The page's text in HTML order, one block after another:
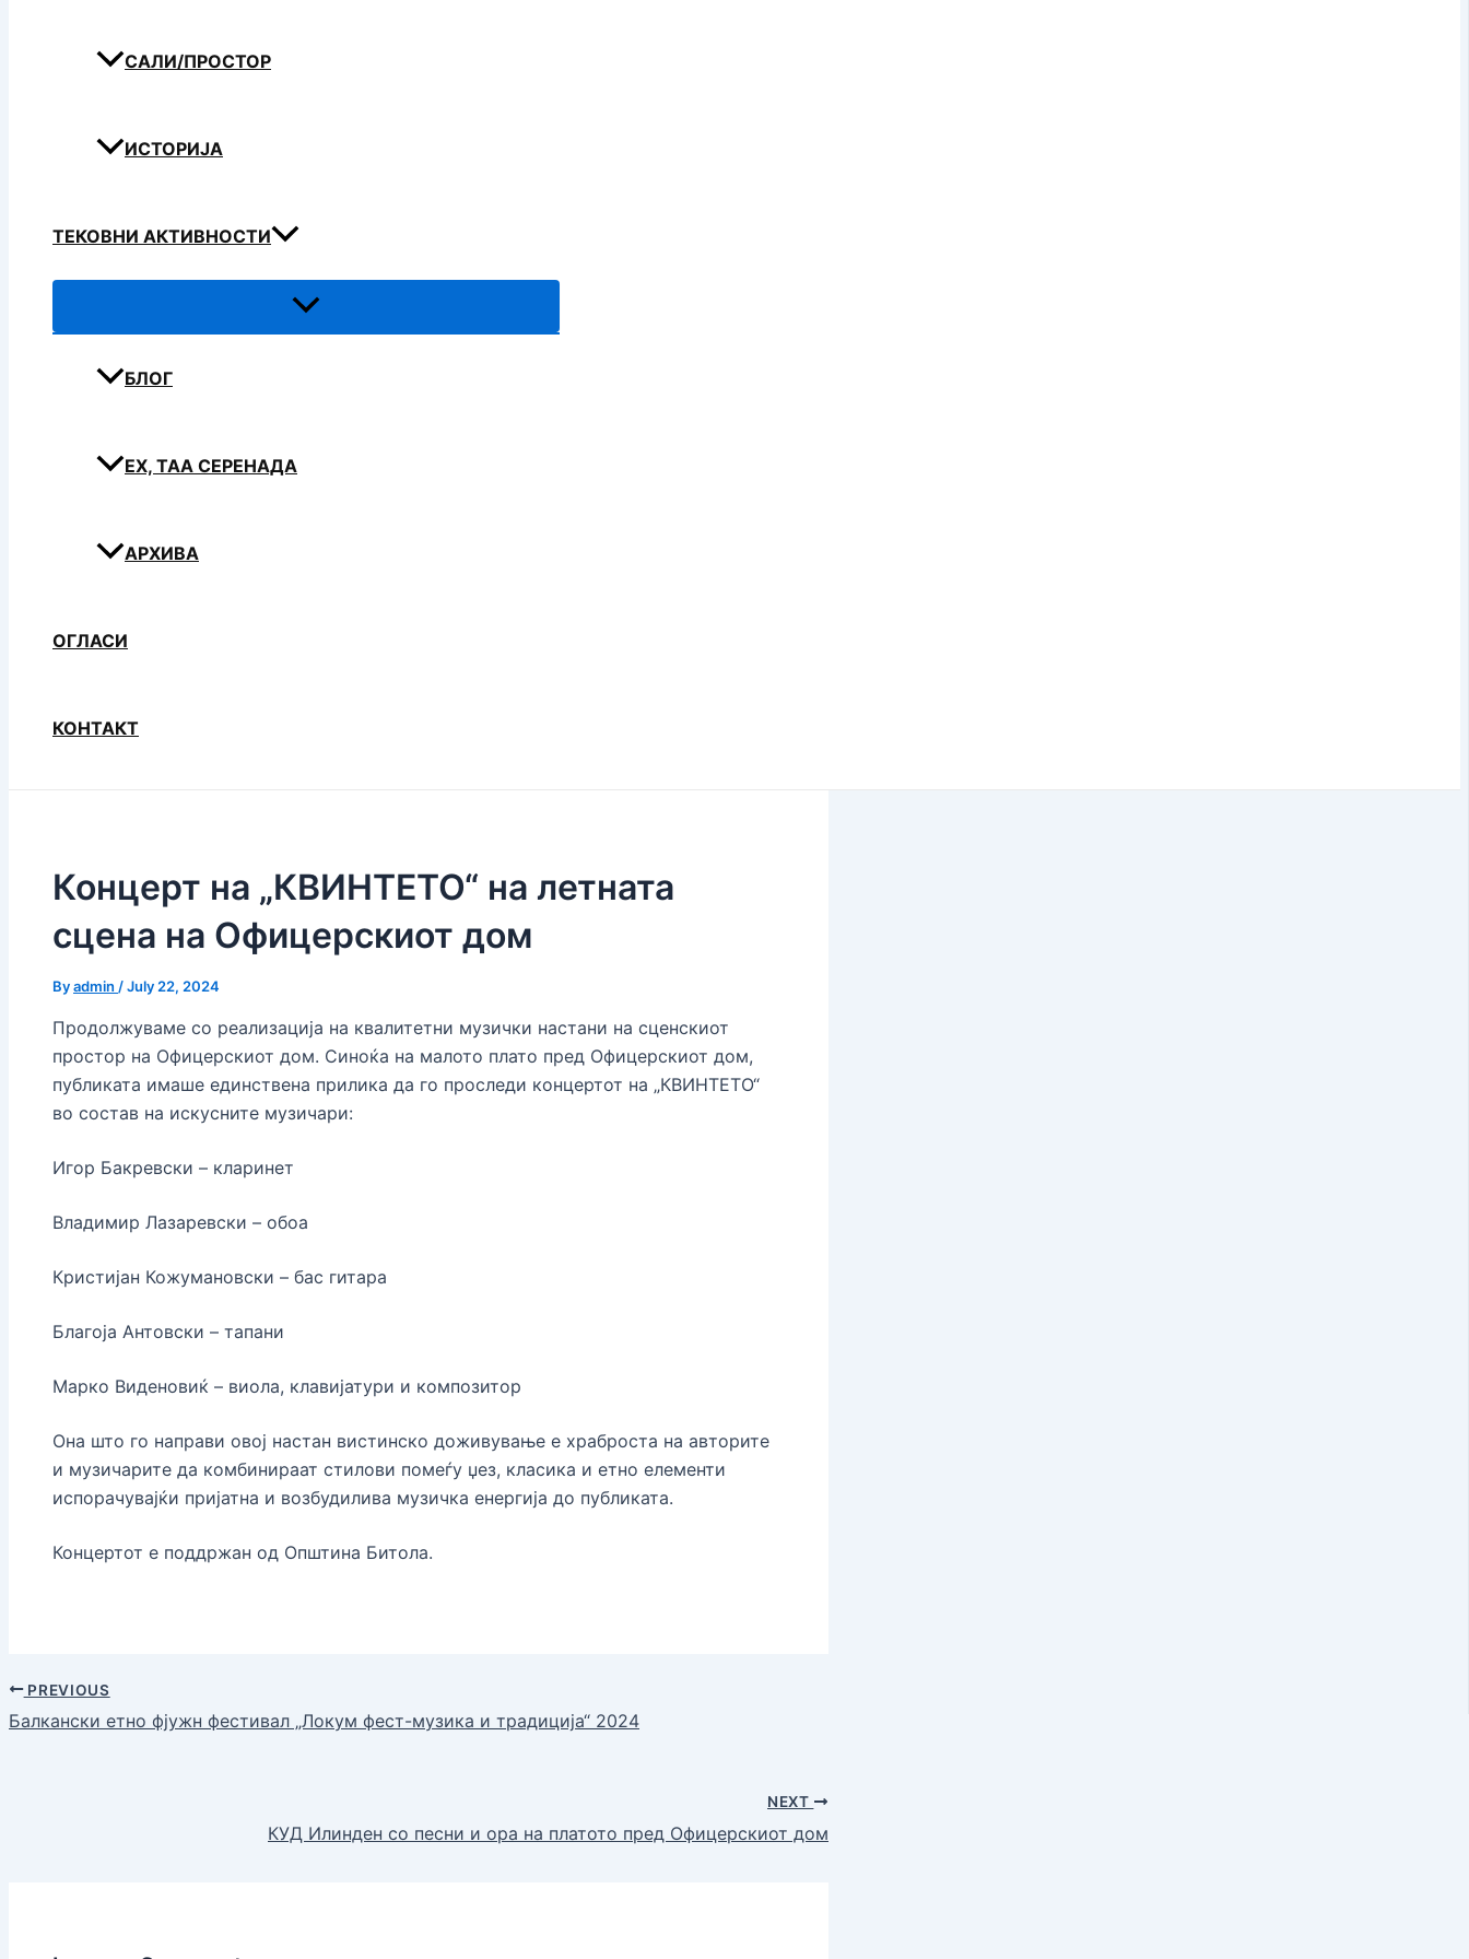
САЛИ/ПРОСТОР
ИСТОРИЈА
ТЕКОВНИ АКТИВНОСТИ
БЛОГ
ЕХ, ТАА СЕРЕНАДА
АРХИВА
ОГЛАСИ
КОНТАКТ
Концерт на „КВИНТЕТО“ на летната
сцена на Офицерскиот дом
Byadmin /July 22, 2024
Продолжуваме со реализација на квалитетни музички настани на сценскиот
простор на Офицерскиот дом. Синоќа на малото плато пред Офицерскиот дом,
публиката имаше единствена прилика да го проследи концертот на „КВИНТЕТО“
во состав на искусните музичари:
Игор Бакревски – кларинет
Владимир Лазаревски – обоа
Кристијан Кожумановски – бас гитара
Благоја Антовски – тапани
Марко Виденовиќ – виола, клавијатури и композитор
Она што го направи овој настан вистинско доживување е храброста на авторите
и музичарите да комбинираат стилови помеѓу џез, класика и етно елементи
испорачувајќи пријатна и возбудилива музичка енергија до публиката.
Концертот е поддржан од Општина Битола.
PREVIOUS
Балкански етно фјужн фестивал „Локум фест-музика и традиција“ 2024
NEXT
КУД Илинден со песни и ора на платото пред Офицерскиот дом